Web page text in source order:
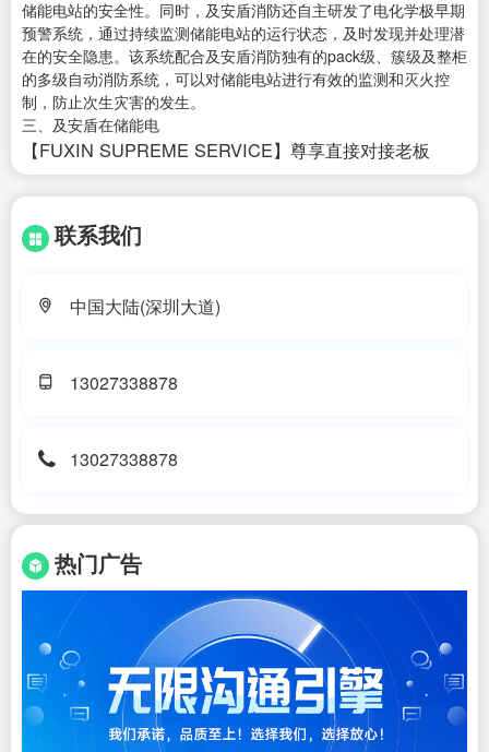
储能电站的安全性。同时，及安盾消防还自主研发了电化学极早期
预警系统，通过持续监测储能电站的运行状态，及时发现并处理潜
在的安全隐患。该系统配合及安盾消防独有的pack级、簇级及整柜
的多级自动消防系统，可以对储能电站进行有效的监测和灭火控
制，防止次生灾害的发生。
三、及安盾在储能电
【FUXIN SUPREME SERVICE】尊享直接对接老板
联系我们
中国大陆(深圳大道)
13027338878
13027338878
热门广告